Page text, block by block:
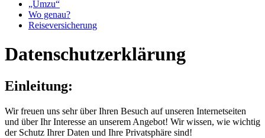
„Umzu“
Wo genau?
Reiseversicherung
Datenschutzerklärung
Einleitung:
Wir freuen uns sehr über Ihren Besuch auf unseren Internetseiten
und über Ihr Interesse an unserem Angebot! Wir wissen, wie wichtig
der Schutz Ihrer Daten und Ihre Privatsphäre sind!